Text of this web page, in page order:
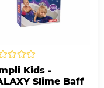
Kids -
Slime Baff